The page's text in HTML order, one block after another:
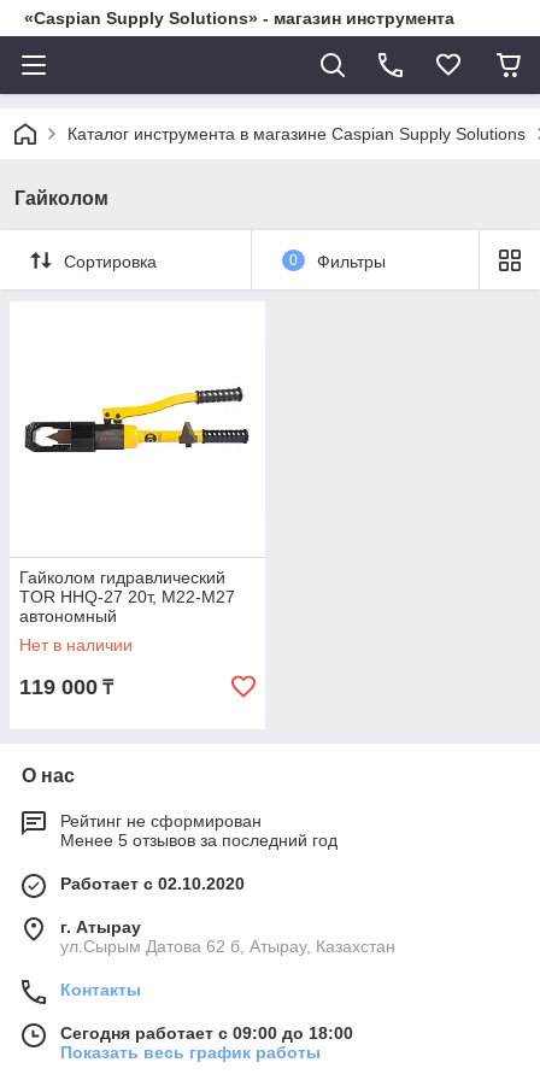
«Caspian Supply Solutions» - магазин инструмента
Каталог инструмента в магазине Caspian Supply Solutions
Гайколом
Сортировка 0 Фильтры
Гайколом гидравлический
TOR HHQ-27 20т, М22-М27
автономный
Нет в наличии
119 000 ₸
О нас
Рейтинг не сформирован
Менее 5 отзывов за последний год
Работает с 02.10.2020
г. Атырау
ул.Сырым Датова 62 б, Атырау, Казахстан
Контакты
Сегодня работает с 09:00 до 18:00
Показать весь график работы